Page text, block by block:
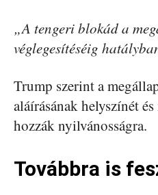
„A tengeri blokád a
véglegesítéséig
Trump szerint a
aláírásának helyszínét
hozzák nyilvánosságra.
Továbbra is